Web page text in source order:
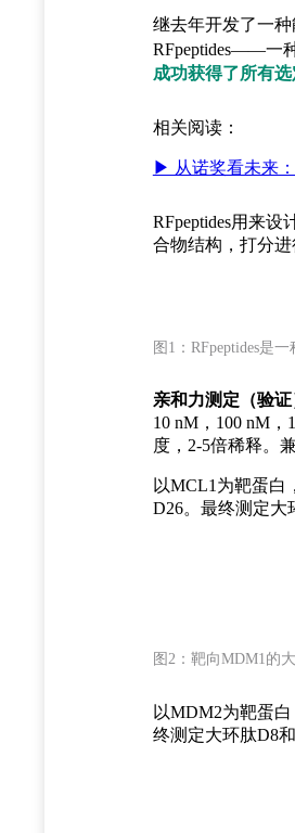
继去年开发了一
RFpeptides——一
成功获得了所有选
相关阅读：
▶ 从诺奖看未来
RFpeptides用来
合物结构，打分进
图1：RFpeptides是
亲和力测定（验证
10 nM，100 nM
度，2-5倍稀释。
以MCL1为靶蛋白
D26。最终测定大
图2：靶向MDM1的
以MDM2为靶蛋
终测定大环肽D8